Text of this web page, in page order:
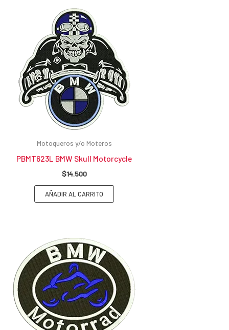
Motoqueros y/o Moteros
PBMT623L BMW Skull Motorcycle
$14.500
AÑADIR AL CARRITO